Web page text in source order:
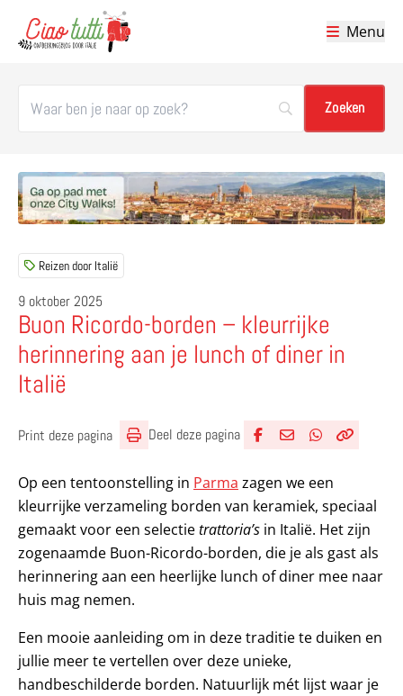
Menu
Reizen door Italië
9 oktober 2025
Buon Ricordo-borden – kleurrijke
herinnering aan je lunch of diner in
Italië
Print deze pagina Deel deze pagina
Op een tentoonstelling in Parma zagen we een
kleurrijke verzameling borden van keramiek, speciaal
gemaakt voor een selectietrattoria’s in Italië. Het zijn
zogenaamde Buon-Ricordo-borden, die je als gast als
herinnering aan een heerlijke lunch of diner mee naar
huis mag nemen.
Een mooie aanleiding om in deze traditie te duiken en
jullie meer te vertellen over deze unieke,
handbeschilderde borden. Natuurlijk mét lijst waar je